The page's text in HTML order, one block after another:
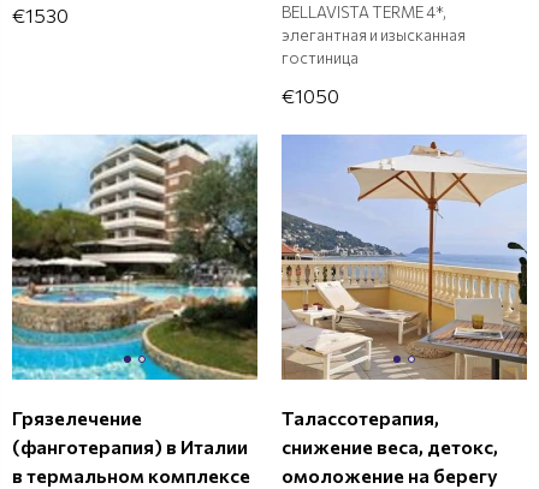
€1530
BELLAVISTA TERME 4*,
элегантная и изысканная
гостиница
€1050
Грязелечение
(фанготерапия) в Италии
в термальном комплексе
Талассотерапия,
снижение веса, детокс,
омоложение на берегу